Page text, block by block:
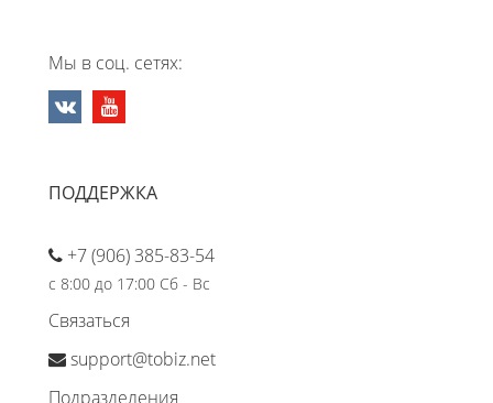
Мы в соц. сетях:
ПОДДЕРЖКА
+7 (906) 385-83-54
с 8:00 до 17:00 Сб - Вс
Связаться
support@tobiz.net
Подразделения